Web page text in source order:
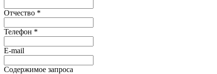
Отчество *
Телефон *
E-mail
Содержимое запроса